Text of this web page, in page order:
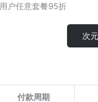
户任意套餐95折
次
付款周期